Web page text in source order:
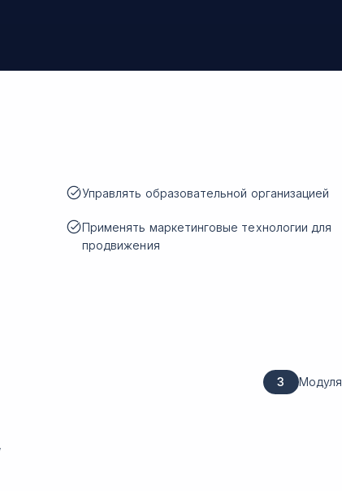
Управлять образовательной организацией
Применять маркетинговые технологии для
продвижения
3 Модуля